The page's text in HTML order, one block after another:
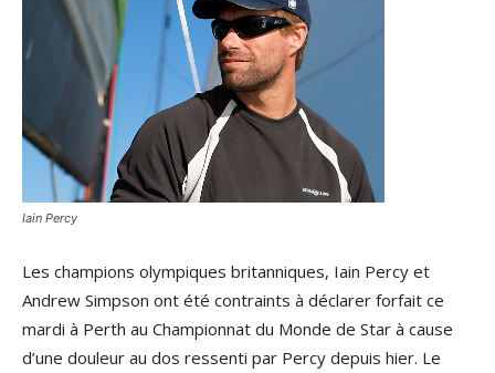
Iain Percy
Les champions olympiques britanniques, Iain Percy et
Andrew Simpson ont été contraints à déclarer forfait ce
mardi à Perth au Championnat du Monde de Star à cause
d’une douleur au dos ressenti par Percy depuis hier. Le